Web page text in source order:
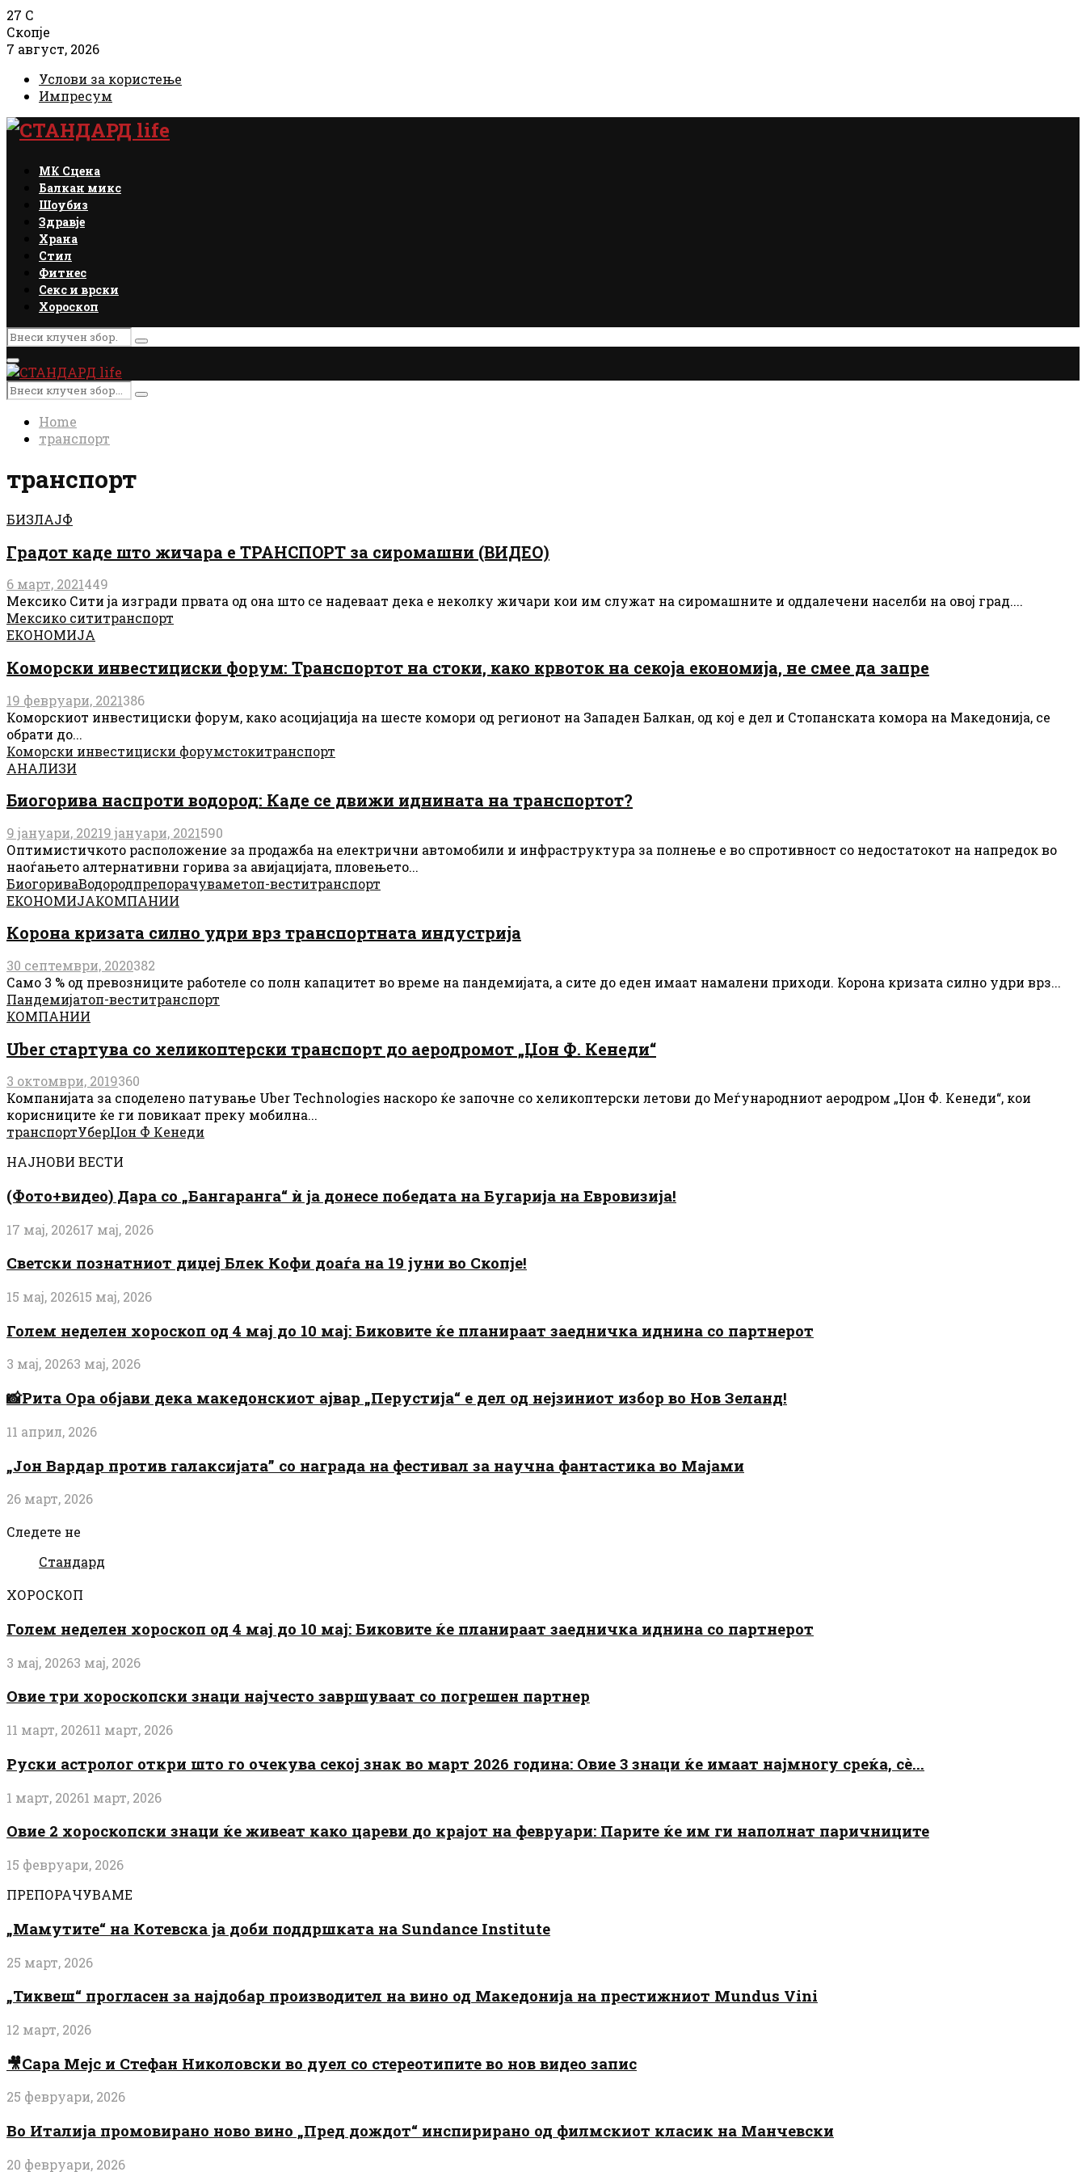
27 C
Скопје
7 август, 2026
Услови за користење
Импресум
Facebook
Instagram
Email
Rss
МК Сцена
Балкан микс
Шоубиз
Здравје
Храна
Стил
Фитнес
Секс и врски
Хороскоп
Search
for:
Search
Primary
Menu
Search
for:
Search
Home
транспорт
транспорт
БИЗЛАЈФ
Градот каде што жичара е ТРАНСПОРТ за сиромашни (ВИДЕО)
6 март, 2021449
Мексико Сити ја изгради првата од она што се надеваат дека е неколку жичари кои им служат на сиромашните и оддалечени населби на овој град....
Мексико сититранспорт
ЕКОНОМИЈА
Коморски инвестициски форум: Транспортот на стоки, како крвоток на секоја економија, не смее да запре
19 февруари, 2021386
Коморскиот инвестициски форум, како асоцијација на шесте комори од регионот на Западен Балкан, од кој е дел и Стопанската комора на Македонија, се
обрати до...
Коморски инвестициски форумстокитранспорт
АНАЛИЗИ
Биогорива наспроти водород: Каде се движи иднината на транспортот?
9 јануари, 20219 јануари, 2021590
Оптимистичкото расположение за продажба на електрични автомобили и инфраструктура за полнење е во спротивност со недостатокот на напредок во
наоѓањето алтернативни горива за авијацијата, пловењето...
БиогориваВодородпрепорачуваметоп-веститранспорт
ЕКОНОМИЈАКОМПАНИИ
Корона кризата силно удри врз транспортната индустрија
30 септември, 2020382
Само 3 % од превозниците работеле со полн капацитет во време на пандемијата, а сите до еден имаат намалени приходи. Корона кризата силно удри врз...
Пандемијатоп-веститранспорт
КОМПАНИИ
Uber стартува со хеликоптерски транспорт до аеродромот „Џон Ф. Кенеди“
3 октомври, 2019360
Компанијата за споделено патување Uber Technologies наскоро ќе започне со хеликоптерски летови до Меѓународниот аеродром „Џон Ф. Кенеди“, кои
корисниците ќе ги повикаат преку мобилна...
транспортУберЏон Ф Кенеди
НАЈНОВИ ВЕСТИ
(Фото+видео) Дара со „Бангаранга“ ѝ ја донесе победата на Бугарија на Евровизија!
17 мај, 202617 мај, 2026
Светски познатниот диџеј Блек Кофи доаѓа на 19 јуни во Скопје!
15 мај, 202615 мај, 2026
Голем неделен хороскоп од 4 мај до 10 мај: Биковите ќе планираат заедничка иднина со партнерот
3 мај, 20263 мај, 2026
📸Рита Ора објави дека македонскиот ајвар „Перустија“ е дел од нејзиниот избор во Нов Зеланд!
11 април, 2026
„Јон Вардар против галаксијата” со награда на фестивал за научна фантастика во Мајами
26 март, 2026
Следете не
Стандард
ХОРОСКОП
Голем неделен хороскоп од 4 мај до 10 мај: Биковите ќе планираат заедничка иднина со партнерот
3 мај, 20263 мај, 2026
Овие три хороскопски знаци најчесто завршуваат со погрешен партнер
11 март, 202611 март, 2026
Руски астролог откри што го очекува секој знак во март 2026 година: Овие 3 знаци ќе имаат најмногу среќа, сè...
1 март, 20261 март, 2026
Овие 2 хороскопски знаци ќе живеат како цареви до крајот на февруари: Парите ќе им ги наполнат паричниците
15 февруари, 2026
ПРЕПОРАЧУВАМЕ
„Мамутите“ на Котевска ја доби поддршката на Sundance Institute
25 март, 2026
„Тиквеш“ прогласен за најдобар производител на вино од Македонија на престижниот Mundus Vini
12 март, 2026
🎥Сара Мејс и Стефан Николовски во дуел со стереотипите во нов видео запис
25 февруари, 2026
Во Италија промовирано ново вино „Пред дождот“ инспирирано од филмскиот класик на Манчевски
20 февруари, 2026